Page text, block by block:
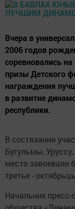
Вчера в
2006 годов
соревновались
призы Детского
награждения
в развитие
республики.
В состязании
Бугульмы,
место завоевали
третье -
Начальник